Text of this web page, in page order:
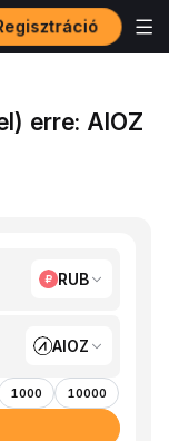
erre: AIOZ
RUB
AIOZ
1000 10000